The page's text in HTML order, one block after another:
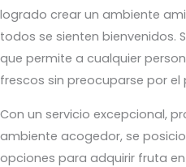
logrado crear un ambiente
todos se sienten bienvenidos.
que permite a cualquier
frescos sin preocuparse por el
Con un servicio excepcional,
ambiente acogedor, se
opciones para adquirir fruta